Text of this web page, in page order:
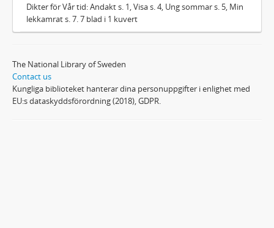
Dikter för Vår tid: Andakt s. 1, Visa s. 4, Ung sommar s. 5, Min
lekkamrat s. 7. 7 blad i 1 kuvert
The National Library of Sweden
Contact us
Kungliga biblioteket hanterar dina personuppgifter i enlighet med
EU:s dataskyddsförordning (2018), GDPR.